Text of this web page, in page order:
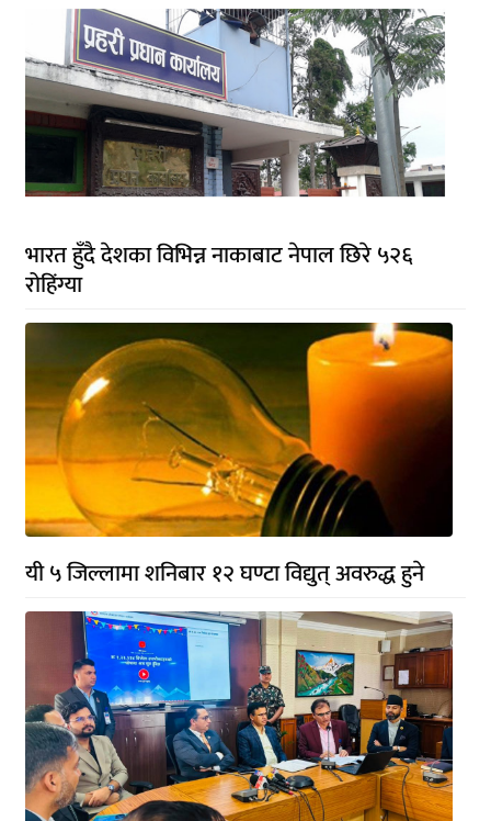
भारत हुँदै देशका विभिन्न नाकाबाट नेपाल छिरे ५२६
रोहिंग्या
यी ५ जिल्लामा शनिबार १२ घण्टा विद्युत् अवरुद्ध हुने